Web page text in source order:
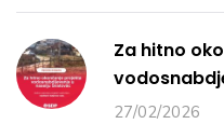
Za hitno
27/02/2026